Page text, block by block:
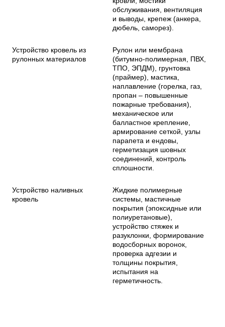
обслуживания, вентиляция
и выводы, крепеж (анкера,
дюбель, саморез).
Устройство кровель из
рулонных материалов
Рулон или мембрана
(битумно-полимерная, ПВХ,
ТПО, ЭПДМ), грунтовка
(праймер), мастика,
наплавление (горелка, газ,
пропан – повышенные
пожарные требования),
механическое или
балластное крепление,
армирование сеткой, узлы
парапета и ендовы,
герметизация шовных
соединений, контроль
сплошности.
Устройство наливных
кровель
Жидкие полимерные
системы, мастичные
покрытия (эпоксидные или
полиуретановые),
устройство стяжек и
разуклонки, формирование
водосборных воронок,
проверка адгезии и
толщины покрытия,
испытания на
герметичность.